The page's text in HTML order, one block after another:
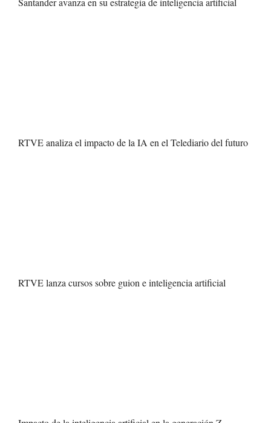
RTVE analiza el impacto de la IA en el Telediario del futuro
RTVE lanza cursos sobre guion e inteligencia artificial